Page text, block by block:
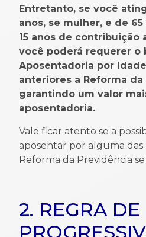
Entretanto, se você
anos, se mulher, e de
15 anos de contribuição
você poderá requerer o
Aposentadoria por
anteriores a Reforma
garantindo um valor
aposentadoria.
Vale ficar atento se a
aposentar por alguma das
Reforma da Previdência se
2. REGRA